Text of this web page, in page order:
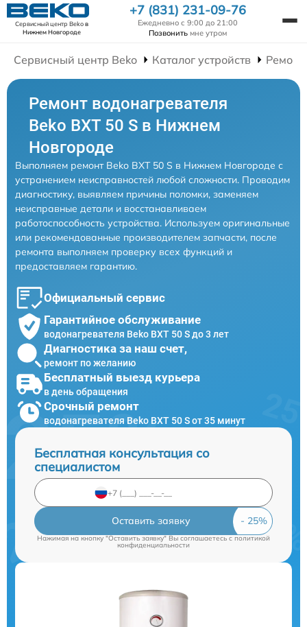
Сервисный центр Bekoв
Нижнем Новгороде
+7 (831) 231-09-76
Ежедневно с 9:00 до 21:00
Позвонить мне утром
Сервисный центр Beko Каталог устройств
Ремонт водонагревателя
Beko BXT 50 S в Нижнем
Новгороде
Выполняем ремонт Beko BXT 50 S в Нижнем Новгороде с
устранением неисправностей любой сложности. Проводим
диагностику, выявляем причины поломки, заменяем
неисправные детали и восстанавливаем
работоспособность устройства. Используем оригинальные
или рекомендованные производителем запчасти, после
ремонта выполняем проверку всех функций и
предоставляем гарантию.
Официальный сервис
Гарантийное обслуживание
водонагревателя Beko BXT 50 S до 3 лет
Диагностика за наш счет,
ремонт по желанию
Бесплатный выезд курьера
в день обращения
Срочный ремонт
водонагревателя Beko BXT 50 S от 35 минут
Бесплатная консультация со
специалистом
Оставить заявку
Нажимая на кнопку "Оставить заявку" Вы соглашаетесь cполитикой
конфиденциальности